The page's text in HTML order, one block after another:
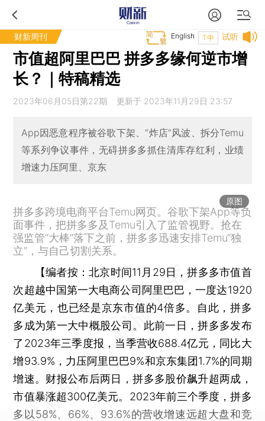
财新周刊 试听
T中
English
市值超阿里巴巴 拼多多缘何逆市增
长？｜特稿精选
2023年06月05日第22期 更新于 2023年11月29日 23:57
App因恶意程序被谷歌下架、“炸店”风波、拆分Temu
等系列争议事件，无碍拼多多抓住清库存红利，业绩
增速力压阿里、京东
原图
拼多多跨境电商平台Temu网页。谷歌下架App等负
面事件，把拼多多及Temu引入了监管视野。抢在
强监管“大棒”落下之前，拼多多迅速安排Temu“独
立”，与自己切割关系。
【编者按：北京时间11月29日，拼多多市值首
次超越中国第一大电商公司阿里巴巴，一度达1920
亿美元，也已经是京东市值的4倍多。自此，拼多
多成为第一大中概股公司。此前一日，拼多多发布
了2023年三季度报，当季营收688.4亿元，同比大
增93.9%，力压阿里巴巴9%和京东集团1.7%的同期
增速。财报公布后两日，拼多多股价飙升超两成，
市值暴涨超300亿美元。2023年前三个季度，拼多
多以58%、66%、93.6%的营收增速远超大盘和竞